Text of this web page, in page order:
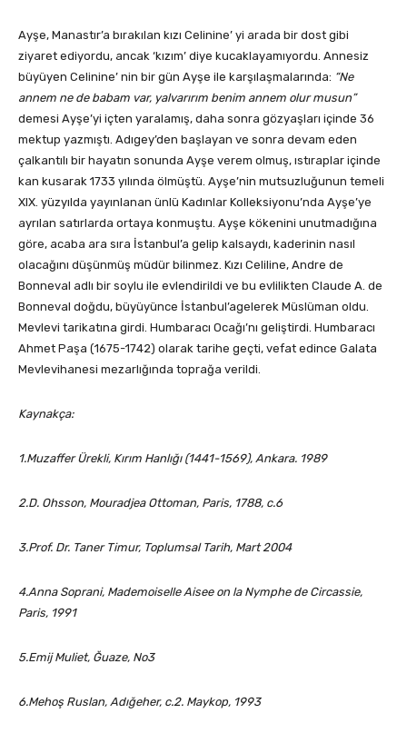
Ayşe, Manastır’a bırakılan kızı Celinine’ yi arada bir dost gibi
ziyaret ediyordu, ancak ‘kızım’ diye kucaklayamıyordu. Annesiz
büyüyen Celinine’ nin bir gün Ayşe ile karşılaş­malarında: “Ne
annem ne de babam var, yalvarırım benim annem olur musun”
demesi Ayşe’yi içten yaralamış, daha son­ra gözyaşları içinde 36
mektup yazmıştı. Adıgey’den başla­yan ve sonra devam eden
çalkantılı bir hayatın sonunda Ayşe verem olmuş, ıstıraplar içinde
kan kusarak 1733 yılında ölmüştü. Ayşe’nin mutsuzluğunun temeli
XIX. yüzyılda yayınlanan ünlü Kadınlar Kolleksiyonu’nda Ayşe’ye
ayrılan satırlarda ortaya konmuştu. Ayşe kökenini unutmadığına
göre, acaba ara sıra İs­tanbul’a gelip kalsaydı, kaderinin nasıl
olacağını düşünmüş müdür bilinmez. Kızı Celiline, Andre de
Bonneval adlı bir soy­lu ile evlendirildi ve bu evlilikten Claude A. de
Bonneval doğdu, büyüyünce İstanbul’agelerek Müslüman oldu.
Mevlevi tarikatına girdi. Humbaracı Ocağı’nı geliştirdi. Humbaracı
Ahmet Paşa (1675-1742) olarak tarihe geçti, vefat edince Ga­lata
Mevlevihanesi mezarlığında toprağa verildi.
Kaynakça:
1.Muzaffer Ürekli, Kırım Hanlığı (1441-1569), Ankara. 1989
2.D. Ohsson, Mouradjea Ottoman, Paris, 1788, c.6
3.Prof. Dr. Taner Timur, Toplumsal Tarih, Mart 2004
4.Anna Soprani, Ma­demoiselle Aisee on la Nymphe de Circassie,
Paris, 1991
5.Emij Muliet, Ğuaze, No3
6.Mehoş Ruslan, Adığeher, c.2. Maykop, 1993